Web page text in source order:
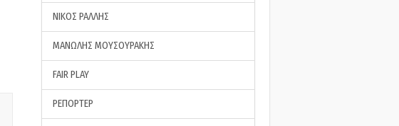
ΝΙΚΟΣ ΡΑΛΛΗΣ
ΜΑΝΩΛΗΣ ΜΟΥΣΟΥΡΑΚΗΣ
FAIR PLAY
ΡΕΠΟΡΤΕΡ